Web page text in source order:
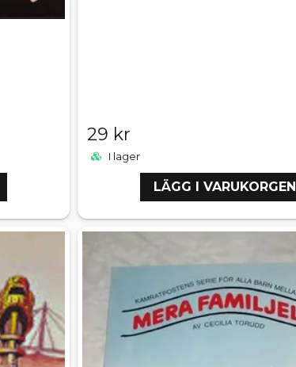
29 kr
I lager
LÄGG I VARUKORGEN